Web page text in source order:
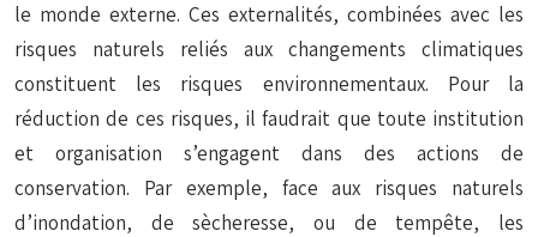
le monde externe. Ces externalités, combinées avec les
risques naturels reliés aux changements climatiques
constituent les risques environnementaux. Pour la
réduction de ces risques, il faudrait que toute institution
et organisation s’engagent dans des actions de
conservation. Par exemple, face aux risques naturels
d’inondation, de sècheresse, ou de tempête, les